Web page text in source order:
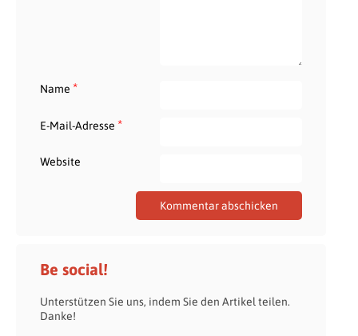
Name *
E-Mail-Adresse *
Website
Be social!
Unterstützen Sie uns, indem Sie den Artikel teilen.
Danke!